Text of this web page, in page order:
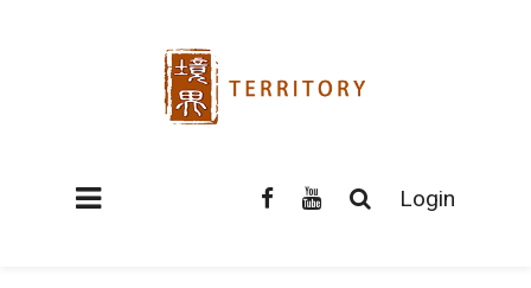
Login